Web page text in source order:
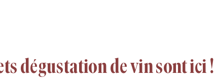
dégustation de vin sont ici !